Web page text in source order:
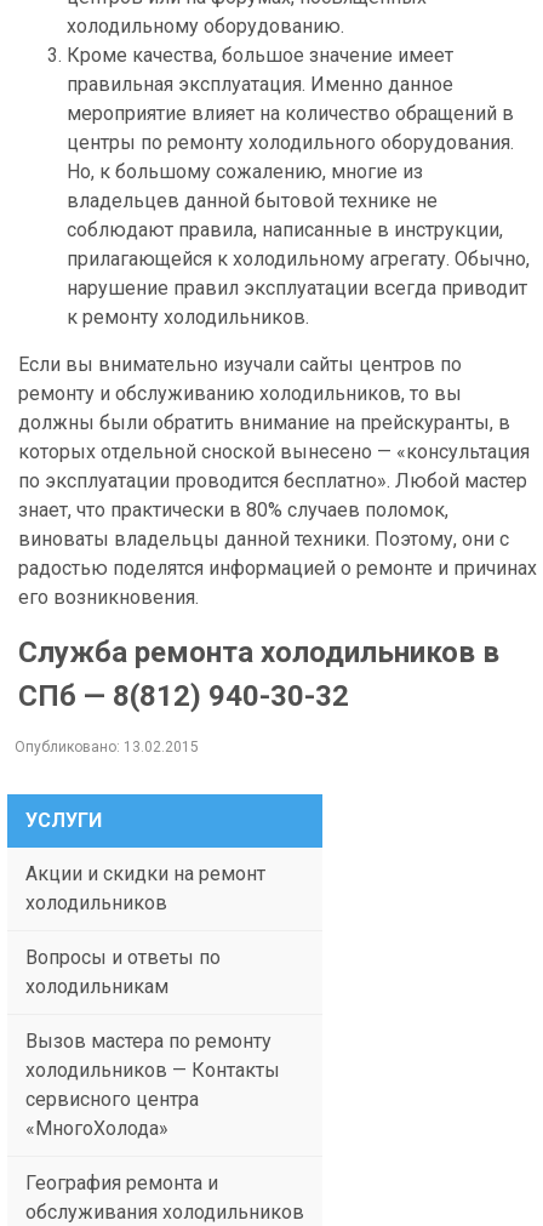
холодильному оборудованию.
Кроме качества, большое значение имеет
правильная эксплуатация. Именно данное
мероприятие влияет на количество обращений в
центры по ремонту холодильного оборудования.
Но, к большому сожалению, многие из
владельцев данной бытовой технике не
соблюдают правила, написанные в инструкции,
прилагающейся к холодильному агрегату. Обычно,
нарушение правил эксплуатации всегда приводит
к ремонту холодильников.
Если вы внимательно изучали сайты центров по
ремонту и обслуживанию холодильников, то вы
должны были обратить внимание на прейскуранты, в
которых отдельной сноской вынесено — «консультация
по эксплуатации проводится бесплатно». Любой мастер
знает, что практически в 80% случаев поломок,
виноваты владельцы данной техники. Поэтому, они с
радостью поделятся информацией о ремонте и причинах
его возникновения.
Служба ремонта холодильников в
СПб — 8(812) 940-30-32
Опубликовано: 13.02.2015
УСЛУГИ
Акции и скидки на ремонт
холодильников
Вопросы и ответы по
холодильникам
Вызов мастера по ремонту
холодильников — Контакты
сервисного центра
«МногоХолода»
География ремонта и
обслуживания холодильников